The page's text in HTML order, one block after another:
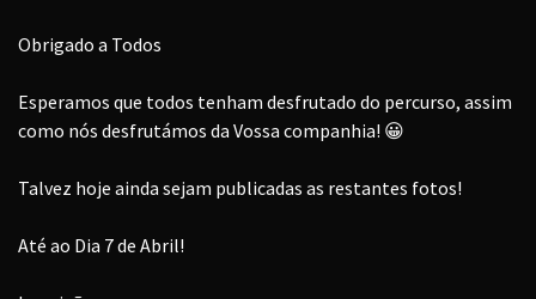
Obrigado a Todos
Esperamos que todos tenham desfrutado do percurso, assim
como nós desfrutámos da Vossa companhia! 😀
Talvez hoje ainda sejam publicadas as restantes fotos!
Até ao Dia 7 de Abril!